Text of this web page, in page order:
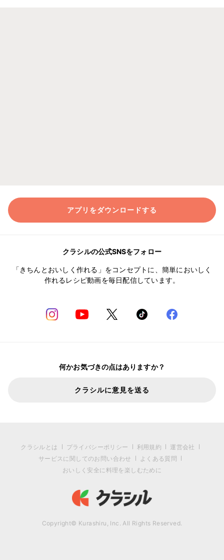
アプリをダウンロードする
クラシルの公式SNSをフォロー
「きちんとおいしく作れる」をコンセプトに、簡単においしく
作れるレシピ動画を毎日配信しています。
何かお気づきの点はありますか？
クラシルに意見を送る
クラシルとは プライバシーポリシー 利用規約
運営会社
サービスに関してのお問い合わせ
よくある質問
おいしく安全に料理を楽しむために
Copyright© Kurashiru, Inc. All Rights Reserved.